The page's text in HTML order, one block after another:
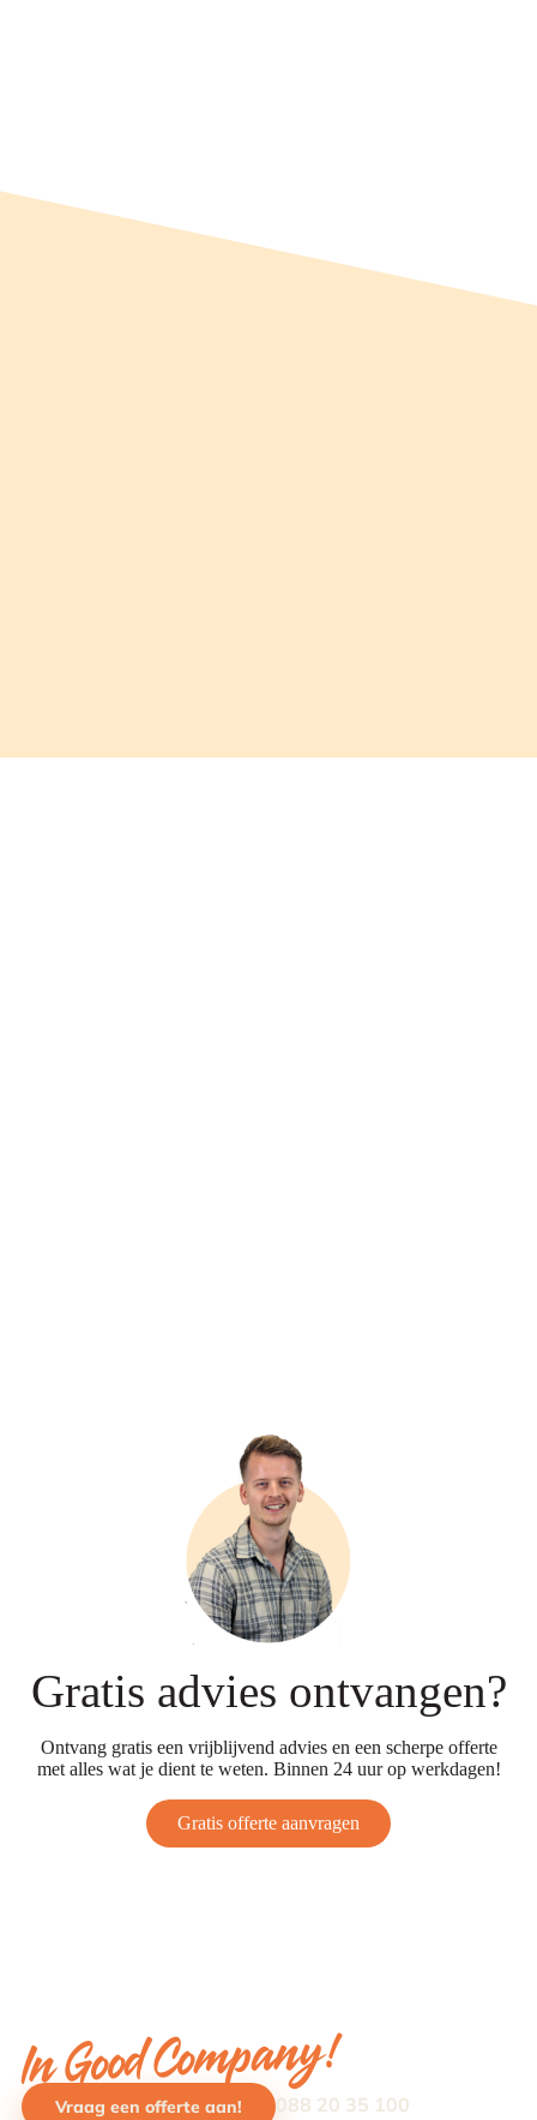
Gratis advies ontvangen?
Ontvang gratis een vrijblijvend advies en een scherpe offerte
met alles wat je dient te weten. Binnen 24 uur op werkdagen!
Gratis offerte aanvragen
In Good Company!
Vraag een offerte aan! 088 20 35 100